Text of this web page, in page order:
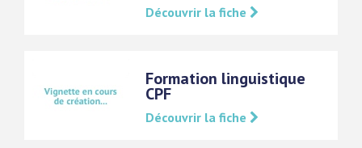
Découvrir la fiche
Formation linguistique
CPF
Découvrir la fiche